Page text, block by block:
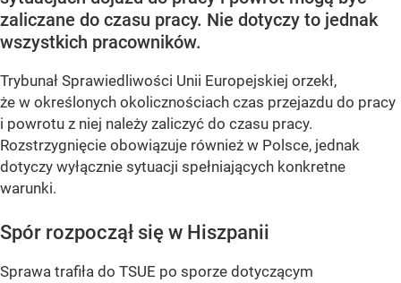
zaliczane do czasu pracy. Nie dotyczy to jednak
wszystkich pracowników.
Trybunał Sprawiedliwości Unii Europejskiej orzekł,
że w określonych okolicznościach czas przejazdu do pracy
i powrotu z niej należy zaliczyć do czasu pracy.
Rozstrzygnięcie obowiązuje również w Polsce, jednak
dotyczy wyłącznie sytuacji spełniających konkretne
warunki.
Spór rozpoczął się w Hiszpanii
Sprawa trafiła do TSUE po sporze dotyczącym